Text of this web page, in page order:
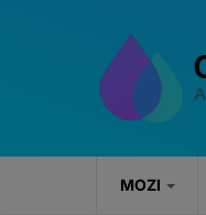
MOZI